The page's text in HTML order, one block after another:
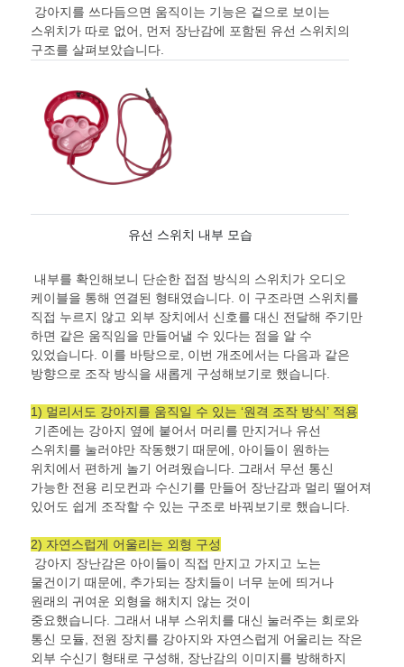
강아지를 쓰다듬으면 움직이는 기능은 겉으로 보이는
스위치가 따로 없어, 먼저 장난감에 포함된 유선 스위치의
구조를 살펴보았습니다.
유선 스위치 내부 모습
내부를 확인해보니 단순한 접점 방식의 스위치가 오디오
케이블을 통해 연결된 형태였습니다. 이 구조라면 스위치를
직접 누르지 않고 외부 장치에서 신호를 대신 전달해 주기만
하면 같은 움직임을 만들어낼 수 있다는 점을 알 수
있었습니다. 이를 바탕으로, 이번 개조에서는 다음과 같은
방향으로 조작 방식을 새롭게 구성해보기로 했습니다.
1) 멀리서도 강아지를 움직일 수 있는 ‘원격 조작 방식’ 적용
기존에는 강아지 옆에 붙어서 머리를 만지거나 유선
스위치를 눌러야만 작동했기 때문에, 아이들이 원하는
위치에서 편하게 놀기 어려웠습니다. 그래서 무선 통신
가능한 전용 리모컨과 수신기를 만들어 장난감과 멀리 떨어져
있어도 쉽게 조작할 수 있는 구조로 바꿔보기로 했습니다.
2) 자연스럽게 어울리는 외형 구성
강아지 장난감은 아이들이 직접 만지고 가지고 노는
물건이기 때문에, 추가되는 장치들이 너무 눈에 띄거나
원래의 귀여운 외형을 해치지 않는 것이
중요했습니다. 그래서 내부 스위치를 대신 눌러주는 회로와
통신 모듈, 전원 장치를 강아지와 자연스럽게 어울리는 작은
외부 수신기 형태로 구성해, 장난감의 이미지를 방해하지